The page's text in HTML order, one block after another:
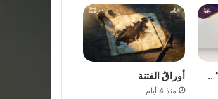
..
أوراقُ الفتنة
منذ 4 أيام